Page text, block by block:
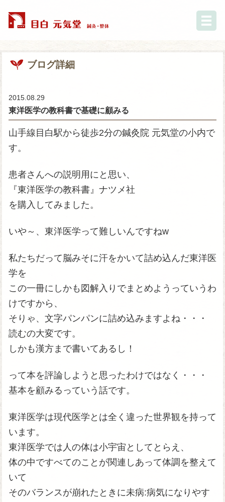
ブログ詳細
2015.08.29
東洋医学の教科書で基礎に顧みる
山手線目白駅から徒歩2分の鍼灸院 元気堂の小内で
す。
患者さんへの説明用にと思い、
『東洋医学の教科書』ナツメ社
を購入してみました。
いや～、東洋医学って難しいんですねw
私たちだって脳みそに汗をかいて詰め込んだ東洋医
学を
この一冊にしかも図解入りでまとめようっていうわ
けですから、
そりゃ、文字パンパンに詰め込みますよね・・・
読むの大変です。
しかも漢方まで書いてあるし！
って本を評論しようと思ったわけではなく・・・
基本を顧みるっていう話です。
東洋医学は現代医学とは全く違った世界観を持って
います。
東洋医学では人の体は小宇宙としてとらえ、
体の中ですべてのことが関連しあって体調を整えて
いて
そのバランスが崩れたときに未病:病気になりやす